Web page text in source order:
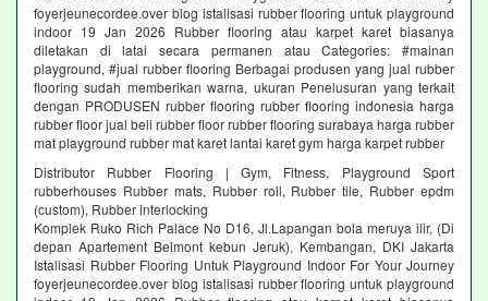
foyerjeunecordee.over blog istalisasi rubber flooring untuk playground
indoor 19 Jan 2026 Rubber flooring atau karpet karet biasanya
diletakan di latai secara permanen atau Categories: #mainan
playground, #jual rubber flooring Berbagai produsen yang jual rubber
flooring sudah memberikan warna, ukuran Penelusuran yang terkait
dengan PRODUSEN rubber flooring rubber flooring indonesia harga
rubber floor jual beli rubber floor rubber flooring surabaya harga rubber
mat playground rubber mat karet lantai karet gym harga karpet rubber
Distributor Rubber Flooring | Gym, Fitness, Playground Sport
rubberhouses Rubber mats, Rubber roll, Rubber tile, Rubber epdm
(custom), Rubber interlocking
Komplek Ruko Rich Palace No D16, Jl.Lapangan bola meruya ilir, (Di
depan Apartement Belmont kebun Jeruk), Kembangan, DKI Jakarta
Istalisasi Rubber Flooring Untuk Playground Indoor For Your Journey
foyerjeunecordee.over blog istalisasi rubber flooring untuk playground